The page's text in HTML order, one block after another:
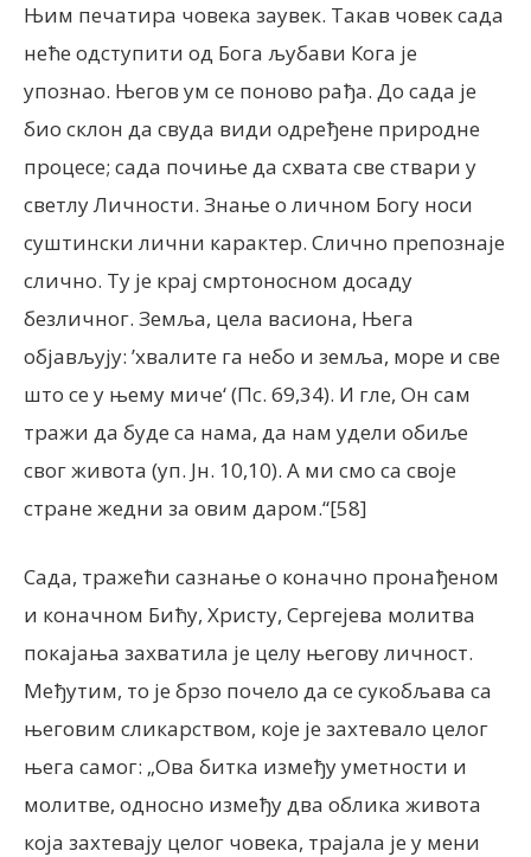
Њим печатира човека заувек. Такав човек сада
неће одступити од Бога љубави Кога је
упознао. Његов ум се поново рађа. До сада је
био склон да свуда види одређене природне
процесе; сада почиње да схвата све ствари у
светлу Личности. Знање о личном Богу носи
суштински лични карактер. Слично препознаје
слично. Ту је крај смртоносном досаду
безличног. Земља, цела васиона, Њега
објављују: ’хвалите га небо и земља, море и све
што се у њему миче‘ (Пс. 69,34). И гле, Он сам
тражи да буде са нама, да нам удели обиље
свог живота (уп. Јн. 10,10). А ми смо са своје
стране жедни за овим даром.“[58]
Сада, тражећи сазнање о коначно пронађеном
и коначном Бићу, Христу, Сергејева молитва
покајања захватила је целу његову личност.
Међутим, то је брзо почело да се сукобљава са
његовим сликарством, које је захтевало целог
њега самог: „Ова битка између уметности и
молитве, односно између два облика живота
која захтевају целог човека, трајала је у мени